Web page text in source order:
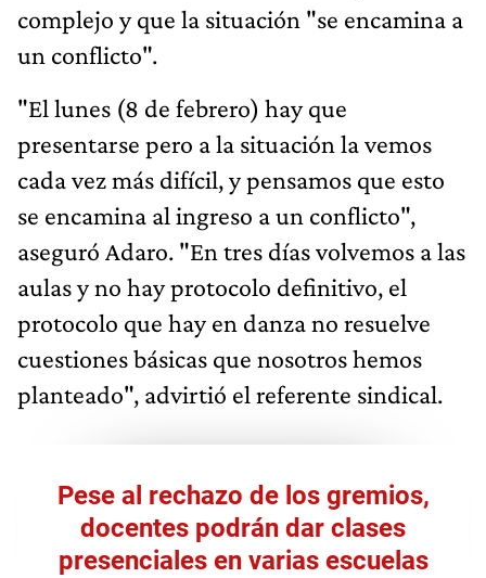
complejo y que la situación "se encamina a
un conflicto".
"El lunes (8 de febrero) hay que
presentarse pero a la situación la vemos
cada vez más difícil, y pensamos que esto
se encamina al ingreso a un conflicto",
aseguró Adaro. "En tres días volvemos a las
aulas y no hay protocolo definitivo, el
protocolo que hay en danza no resuelve
cuestiones básicas que nosotros hemos
planteado", advirtió el referente sindical.
Pese al rechazo de los gremios,
docentes podrán dar clases
presenciales en varias escuelas